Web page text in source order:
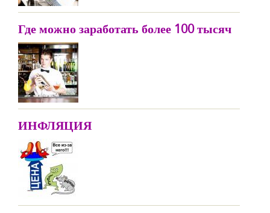
Где можно заработать более 100 тысяч
ИНФЛЯЦИЯ